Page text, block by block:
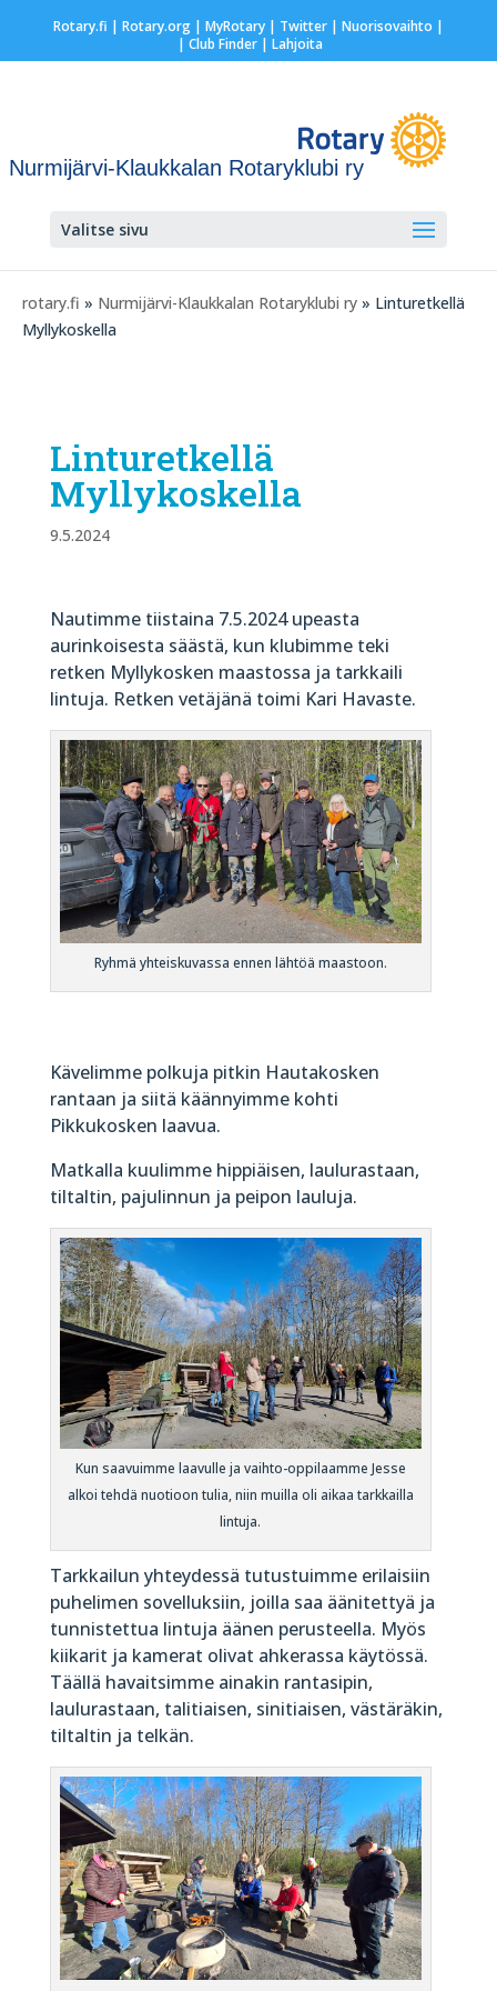
Rotary.fi | Rotary.org| MyRotary| Twitter| Nuorisovaihto |
| Club Finder| Lahjoita
Nurmijärvi-Klaukkalan Rotaryklubi ry
Valitse sivu
rotary.fi » Nurmijärvi-Klaukkalan Rotaryklubi ry » Linturetkellä
Myllykoskella
Linturetkellä
Myllykoskella
9.5.2024
Nautimme tiistaina 7.5.2024 upeasta
aurinkoisesta säästä, kun klubimme teki
retken Myllykosken maastossa ja tarkkaili
lintuja. Retken vetäjänä toimi Kari Havaste.
Ryhmä yhteiskuvassa ennen lähtöä maastoon.
Kävelimme polkuja pitkin Hautakosken
rantaan ja siitä käännyimme kohti
Pikkukosken laavua.
Matkalla kuulimme hippiäisen, laulurastaan,
tiltaltin, pajulinnun ja peipon lauluja.
Kun saavuimme laavulle ja vaihto-oppilaamme Jesse
alkoi tehdä nuotioon tulia, niin muilla oli aikaa tarkkailla
lintuja.
Tarkkailun yhteydessä tutustuimme erilaisiin
puhelimen sovelluksiin, joilla saa äänitettyä ja
tunnistettua lintuja äänen perusteella. Myös
kiikarit ja kamerat olivat ahkerassa käytössä.
Täällä havaitsimme ainakin rantasipin,
laulurastaan, talitiaisen, sinitiaisen, västäräkin,
tiltaltin ja telkän.